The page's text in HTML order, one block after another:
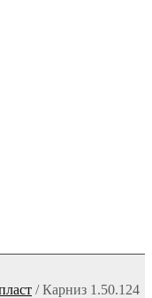
/Карниз 1.50.124